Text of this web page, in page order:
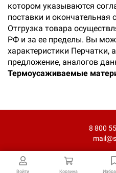
Войти Корзина
котором указываются
поставки и окончательная
Отгрузка товара
РФ и за ее пределы. Вы
характеристики Перчатки,
предложение, аналогов
Термоусаживаемые
8 800